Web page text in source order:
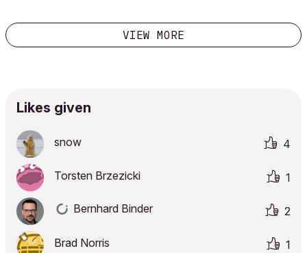
Hintergrund: Die Ausrichtung 2D-Material-Deckschraffur in
Schnitten und Ansichten ist a...
VIEW MORE
Likes given
snow 4
Torsten Brzezicki 1
Bernhard Binder 2
Brad Norris 1